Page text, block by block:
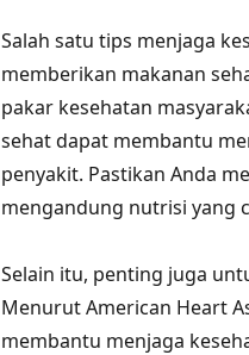
Salah satu tips menjaga
memberikan makanan
pakar kesehatan
sehat dapat membantu
penyakit. Pastikan Anda
mengandung nutrisi yang
Selain itu, penting juga
Menurut American Heart
membantu menjaga